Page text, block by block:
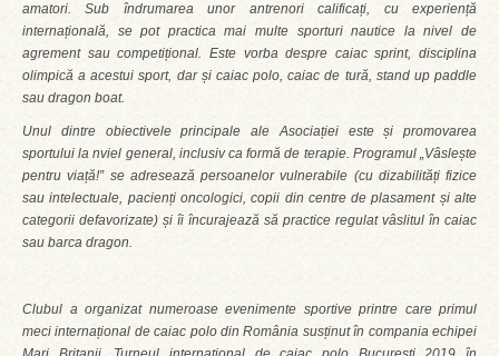
amatori. Sub îndrumarea unor antrenori calificați, cu experiență
internațională, se pot practica mai multe sporturi nautice la nivel de
agrement sau competițional. Este vorba despre caiac sprint, disciplina
olimpică a acestui sport, dar și caiac polo, caiac de tură, stand up paddle
sau dragon boat.
Unul dintre obiectivele principale ale Asociației este și promovarea
sportului la nviel general, inclusiv ca formă de terapie. Programul „Vâslește
pentru viață!” se adresează persoanelor vulnerabile (cu dizabilități fizice
sau intelectuale, pacienți oncologici, copii din centre de plasament și alte
categorii defavorizate) și îi încurajează să practice regulat vâslitul în caiac
sau barca dragon.
Clubul a organizat numeroase evenimente sportive printre care primul
meci internațional de caiac polo din România susținut în compania echipei